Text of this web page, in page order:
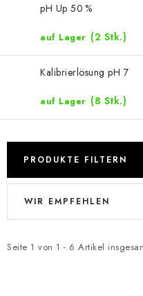
Geschäftsbewertung
Kontakt
pH Up 50 %
auf Lager (2 Stk.)
Kalibrierlösung pH 7
auf Lager (8 Stk.)
PRODUKTE FILTERN
L
t
Seite 1 von 1 - 6 Artikel
P
d
WIR EMPFEHLEN